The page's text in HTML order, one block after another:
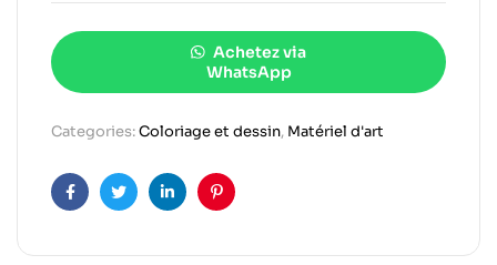
Achetez via
WhatsApp
Categories:Coloriage et dessin, Matériel d'art
FacebookTwitterLinkedinPinterest